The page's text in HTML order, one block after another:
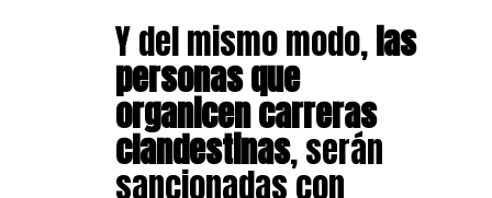
Y del mismo modo,las
personas que
organicen carreras
clandestinas, serán
sancionadas con